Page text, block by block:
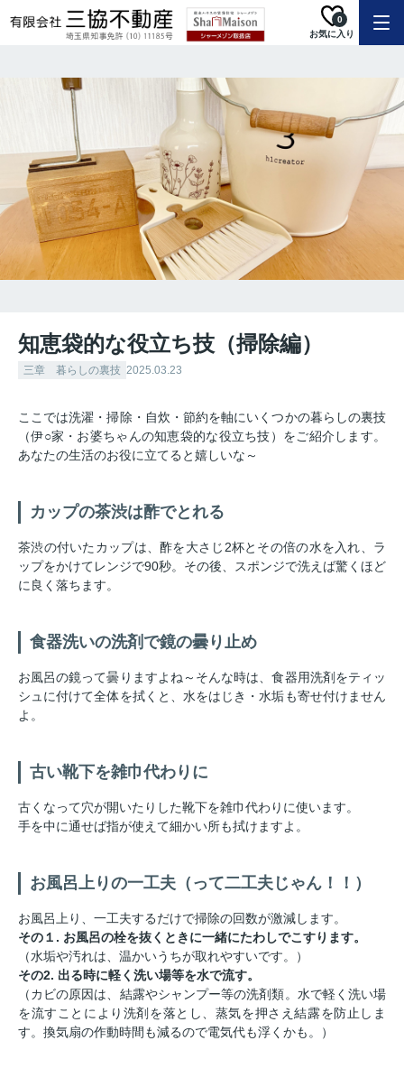
お気に入り
0
知恵袋的な役立ち技（掃除編）
三章 暮らしの裏技 2025.03.23
ここでは洗濯・掃除・自炊・節約を軸にいくつかの暮らしの裏技
（伊○家・お婆ちゃんの知恵袋的な役立ち技）をご紹介します。
あなたの生活のお役に立てると嬉しいな～
カップの茶渋は酢でとれる
茶渋の付いたカップは、酢を大さじ2杯とその倍の水を入れ、ラ
ップをかけてレンジで90秒。その後、スポンジで洗えば驚くほど
に良く落ちます。
食器洗いの洗剤で鏡の曇り止め
お風呂の鏡って曇りますよね～そんな時は、食器用洗剤をティッ
シュに付けて全体を拭くと、水をはじき・水垢も寄せ付けません
よ。
古い靴下を雑巾代わりに
古くなって穴が開いたりした靴下を雑巾代わりに使います。
手を中に通せば指が使えて細かい所も拭けますよ。
お風呂上りの一工夫（って二工夫じゃん！！）
お風呂上り、一工夫するだけで掃除の回数が激減します。
その１. お風呂の栓を抜くときに一緒にたわしでこすります。
（水垢や汚れは、温かいうちが取れやすいです。）
その2. 出る時に軽く洗い場等を水で流す。
（カビの原因は、結露やシャンプー等の洗剤類。水で軽く洗い場
を流すことにより洗剤を落とし、蒸気を押さえ結露を防止しま
す。換気扇の作動時間も減るので電気代も浮くかも。）